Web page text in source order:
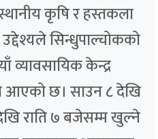
कृषि र हस्तकला
उद्देश्यले सिन्धुपाल्चोकको
व्यावसायिक केन्द्र
आएको छ। साउन ८ देखि
राति ७ बजेसम्म खुल्ने